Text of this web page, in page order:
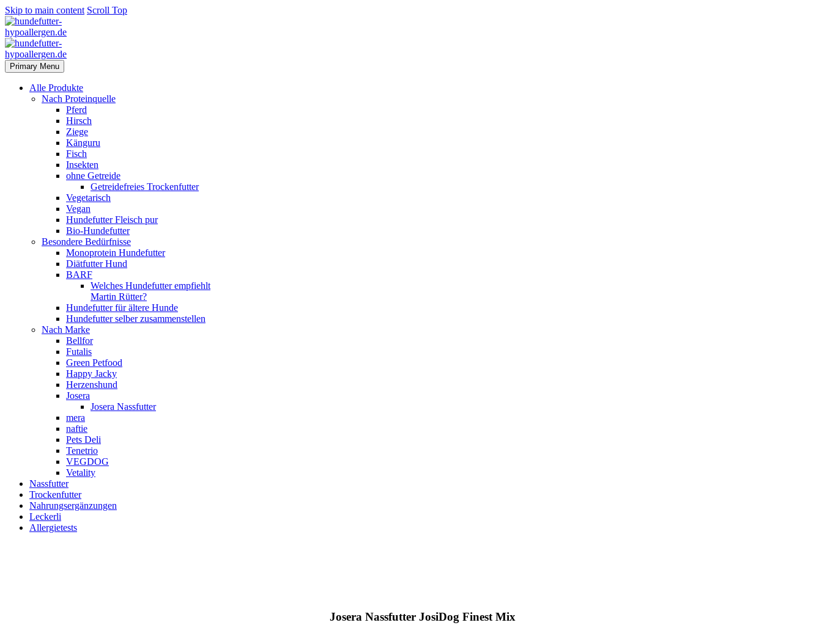
Skip to main content Scroll Top
Primary Menu
Alle Produkte
Nach Proteinquelle
Pferd
Hirsch
Ziege
Känguru
Fisch
Insekten
ohne Getreide
Getreidefreies Trockenfutter
Vegetarisch
Vegan
Hundefutter Fleisch pur
Bio-Hundefutter
Besondere Bedürfnisse
Monoprotein Hundefutter
Diätfutter Hund
BARF
Welches Hundefutter empfiehlt
Martin Rütter?
Hundefutter für ältere Hunde
Hundefutter selber zusammenstellen
Nach Marke
Bellfor
Futalis
Green Petfood
Happy Jacky
Herzenshund
Josera
Josera Nassfutter
mera
naftie
Pets Deli
Tenetrio
VEGDOG
Vetality
Nassfutter
Trockenfutter
Nahrungsergänzungen
Leckerli
Allergietests
Josera Nassfutter JosiDog Finest Mix